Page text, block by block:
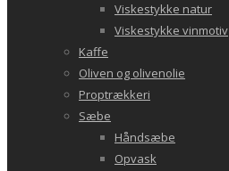
Viskestykke natur
Viskestykke vinmotiv
Kaffe
Oliven og olivenolie
Proptrækkeri
Sæbe
Håndsæbe
Opvask